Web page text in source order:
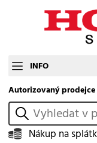
INFO
Autorizovaný
vyhledat
Nákup na